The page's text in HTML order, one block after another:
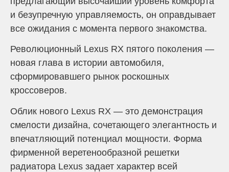
и безупречную управляемость, он оправдывает
все ожидания с момента первого знакомства.
Революционный Lexus RX пятого поколения —
новая глава в истории автомобиля,
сформировавшего рынок роскошных
кроссоверов.
Облик нового Lexus RX — это демонстрация
смелости дизайна, сочетающего элегантность и
впечатляющий потенциал мощности. Форма
фирменной веретенообразной решетки
радиатора Lexus задает характер всей